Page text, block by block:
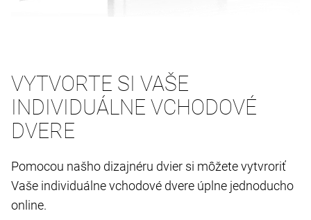
VYTVORTE SI VAŠE
INDIVIDUÁLNE VCHODOVÉ
DVERE
Pomocou našho dizajnéru dvier si môžete vytvroriť
Vaše individuálne vchodové dvere úplne jednoducho
online.